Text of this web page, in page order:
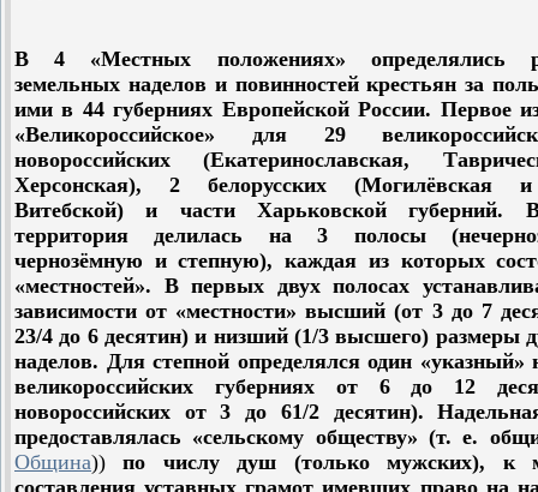
В 4 «Местных положениях» определялись
земельных наделов и повинностей крестьян за
ими в 44 губерниях Европейской России. Первое
«Великороссийское» для 29
новороссийских (Екатеринославская,
Херсонская), 2 белорусских (Могилёвская
Витебской) и части Харьковской губерний.
территория делилась на 3 полосы
чернозёмную и степную), каждая из которых
«местностей». В первых двух полосах
зависимости от «местности» высший (от 3 до 7
23/4 до 6 десятин) и низший (1/3 высшего) размеры
наделов. Для степной определялся один «указный»
великороссийских губерниях от 6 до 12
новороссийских от 3 до 61/2 десятин).
предоставлялась «сельскому обществу» (т. е.
Община))
по числу душ (только мужских), к
составления уставных грамот имевших право на